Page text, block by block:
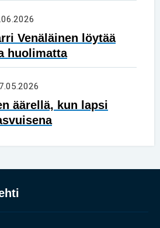
Venäläinen löytää
huolimatta
äärellä, kun lapsi